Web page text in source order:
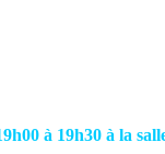
à 19h30 à la